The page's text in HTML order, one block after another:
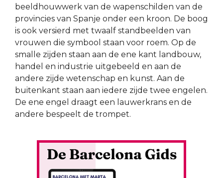
beeldhouwwerk van de wapenschilden van de
provincies van Spanje onder een kroon. De boog
is ook versierd met twaalf standbeelden van
vrouwen die symbool staan voor roem. Op de
smalle zijden staan aan de ene kant landbouw,
handel en industrie uitgebeeld en aan de
andere zijde wetenschap en kunst. Aan de
buitenkant staan aan iedere zijde twee engelen.
De ene engel draagt een lauwerkrans en de
andere bespeelt de trompet.